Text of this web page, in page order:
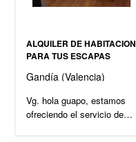
ALQUILER DE HABITACION
PARA TUS ESCAPAS
Gandía (Valencia)
Vg. hola guapo, estamos
ofreciendo el servicio de